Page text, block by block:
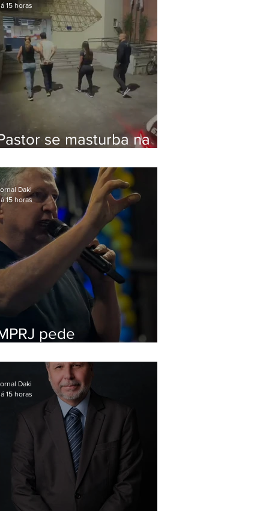
se masturba na
na Zona Oeste
15 horas
pede
Daki
15 horas
Daki
15 horas